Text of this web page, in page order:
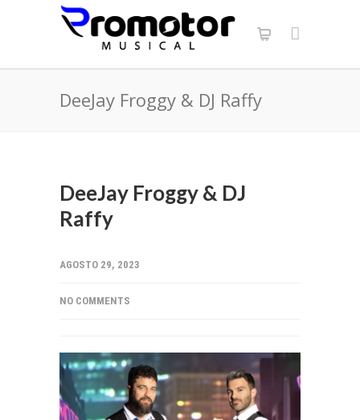
DeeJay Froggy & DJ Raffy
DeeJay Froggy & DJ
Raffy
AGOSTO 29, 2023
NO COMMENTS